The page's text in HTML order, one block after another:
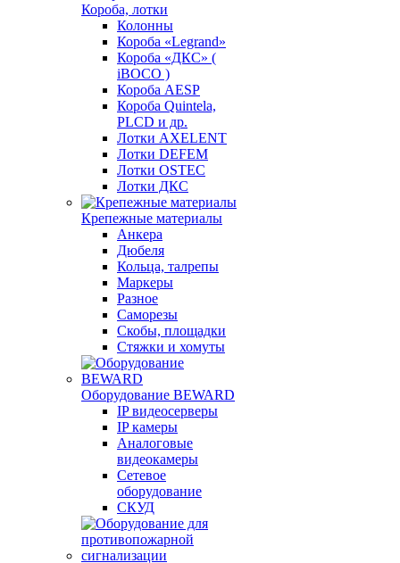
Короба, лотки
Колонны
Короба «Legrand»
Короба «ДКС» (
iBOCO )
Короба AESP
Короба Quintela,
PLCD и др.
Лотки AXELENT
Лотки DEFEM
Лотки OSTEC
Лотки ДКС
Крепежные материалы
Анкера
Дюбеля
Кольца, талрепы
Маркеры
Разное
Саморезы
Скобы, площадки
Стяжки и хомуты
Оборудование BEWARD
IP видеосерверы
IP камеры
Аналоговые
видеокамеры
Сетевое
оборудование
СКУД